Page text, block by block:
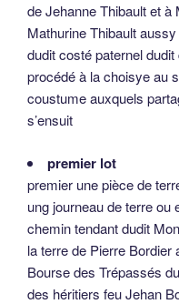
de Jehanne Thibault et
Mathurine Thibault
dudit costé paternel
procédé à la choisye au
coustume auxquels
s’ensuit
premier lot
premier une pièce de
ung journeau de terre ou
chemin tendant dudit
la terre de Pierre Bordier
Bourse des Trépassés
des héritiers feu Jehan